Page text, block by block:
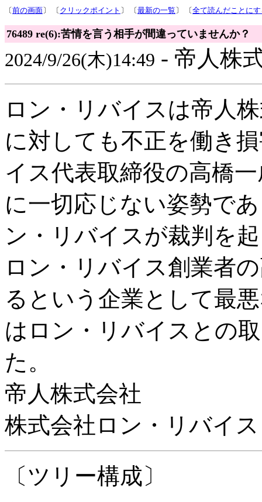
〔前の画面〕 〔 クリックポイント 〕 〔最新の一覧 〕 〔全て読んだことに
76489 re(6):苦情を言う相手が間違っていませんか？
2024/9/26(木)14:49 - 帝人株
ロン・リバイスは帝人
に対しても不正を働き
イス代表取締役の高橋
に一切応じない姿勢で
ン・リバイスが裁判を
ロン・リバイス創業者
るという企業として最
はロン・リバイスとの
た。
帝人株式会社
株式会社ロン・リバイス
〔ツリー構成〕